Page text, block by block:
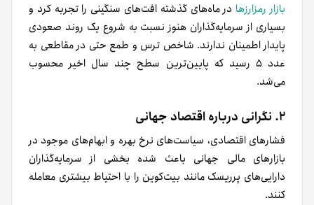
بازار رمزارزها در ماه‌های گذشته افت‌های سنگینی را تجربه کرد و
بسیاری از سرمایه‌گذاران هنوز نسبت به شروع یک روند صعودی
پایدار اطمینان ندارند. شاخص ترس و طمع حتی در مقاطعی به
عدد ۵ رسید که پایین‌ترین سطح چند سال اخیر محسوب
می‌شد.
۲. نگرانی درباره اقتصاد جهانی
فشارهای اقتصادی، سیاست‌های نرخ بهره و ابهام‌های موجود در
بازارهای مالی جهانی باعث شده بخشی از سرمایه‌گذاران
دارایی‌های پرریسک مانند بیت‌کوین را با احتیاط بیشتری معامله
کنند.